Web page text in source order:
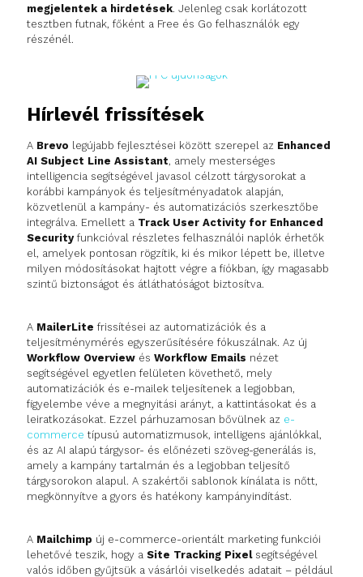
megjelentek a hirdetések. Jelenleg csak korlátozott
tesztben futnak, főként a Free és Go felhasználók egy
részénél.
Hírlevél frissítések
A Brevo legújabb fejlesztései között szerepel az Enhanced
AI Subject Line Assistant, amely mesterséges
intelligencia segítségével javasol célzott tárgysorokat a
korábbi kampányok és teljesítményadatok alapján,
közvetlenül a kampány- és automatizációs szerkesztőbe
integrálva. Emellett a Track User Activity for Enhanced
Securityfunkcióval részletes felhasználói naplók érhetők
el, amelyek pontosan rögzítik, ki és mikor lépett be, illetve
milyen módosításokat hajtott végre a fiókban, így magasabb
szintű biztonságot és átláthatóságot biztosítva.
A MailerLite frissítései az automatizációk és a
teljesítménymérés egyszerűsítésére fókuszálnak. Az új
Workflow Overview és Workflow Emails nézet
segítségével egyetlen felületen követhető, mely
automatizációk és e-mailek teljesítenek a legjobban,
figyelembe véve a megnyitási arányt, a kattintásokat és a
leiratkozásokat. Ezzel párhuzamosan bővülnek az e-
commerce típusú automatizmusok, intelligens ajánlókkal,
és az AI alapú tárgysor- és előnézeti szöveg-generálás is,
amely a kampány tartalmán és a legjobban teljesítő
tárgysorokon alapul. A szakértői sablonok kínálata is nőtt,
megkönnyítve a gyors és hatékony kampányindítást.
A Mailchimp új e-commerce-orientált marketing funkciói
lehetővé teszik, hogy a Site Tracking Pixelsegítségével
valós időben gyűjtsük a vásárlói viselkedés adatait – például